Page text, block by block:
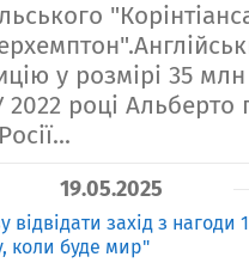
у розмірі 35
2022 році Альберто
19.05.2025
відвідати захід з нагоди
коли буде мир"